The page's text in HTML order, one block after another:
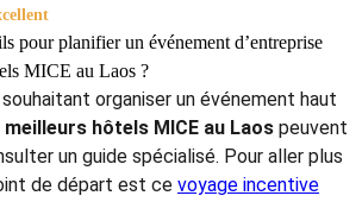
constituent‎ des options fiables qui
expérience cohérente, productive‎ et agréable
MICE Au Laos